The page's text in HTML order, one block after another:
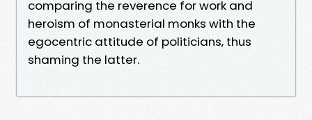
comparing the reverence for work and
heroism of monasterial monks with the
egocentric attitude of politicians, thus
shaming the latter.